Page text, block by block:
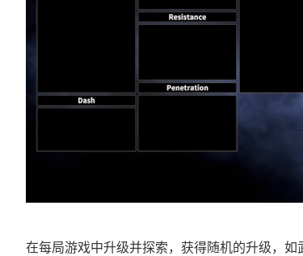
在每局游戏中升级并探索，获得随机的升级，如